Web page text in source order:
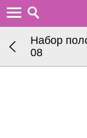
Набор
08